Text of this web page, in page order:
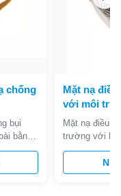
chống
bụi
bằng
màng và
lớp
cao su
Mặt nạ
với môi
Mặt nạ điều
trường với
độc Mặt nạ
Mặt nạ hô
& nhiễm